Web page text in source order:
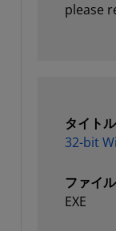
please
タイトル
32-bit
ファイ
EXE